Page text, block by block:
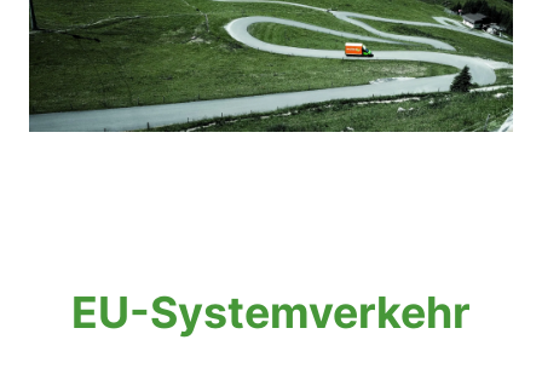
EU-Systemverkehr